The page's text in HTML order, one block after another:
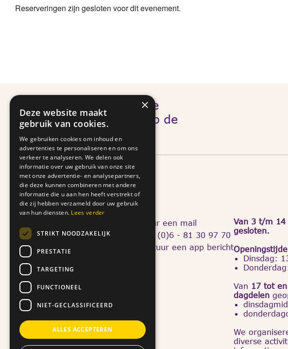
Reserveringen zijn gesloten voor dit evenement.
Meld je aan voor onze
nieuwsbrief en blijf op de
hoogte.
4901 HC Oosterhout
Volg ons op social media
Stuur een mail
+31 (0)6 - 81 30 97 70
of stuur een app bericht
Van 3 t/m 14
gesloten.
Dinsdag:
Van 17 tot
dagdelen
We
diverse
×
Deze website maakt
gebruik van cookies.
We gebruiken cookies om inhoud en
advertenties te personaliseren en om ons
verkeer te analyseren. We delen ook
informatie over uw gebruik van onze site
met onze advertentie- en analysepartners,
die deze kunnen combineren met andere
informatie die u aan hen heeft verstrekt of
die zij hebben verzameld door uw gebruik
van hun diensten. Lees verder
STRIKT NOODZAKELIJK
PRESTATIE
TARGETING
FUNCTIONEEL
NIET-GECLASSIFICEERD
ALLES ACCEPTEREN